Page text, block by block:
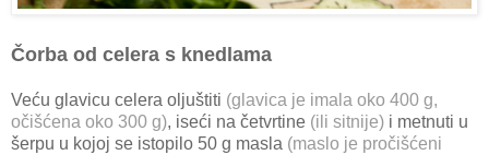
Čorba od celera s knedlama
Veću glavicu celera oljuštiti (glavica je imala oko 400 g,
očišćena oko 300 g), iseći na četvrtine (ili sitnije) i metnuti u
šerpu u kojoj se istopilo 50 g masla (maslo je pročišćeni